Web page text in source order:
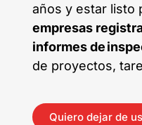
años y estar listo
empresas
informes de
de proyectos,
Quiero dejar de